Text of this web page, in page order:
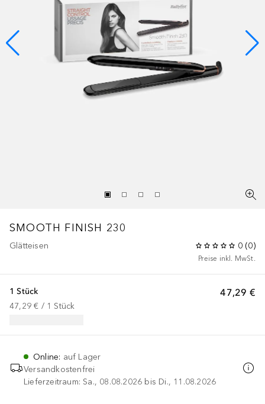
SMOOTH FINISH 230
Glätteisen 0 (0)
Preise inkl. MwSt.
47,29 €
1 Stück
47,29 € / 1 Stück
Online: auf Lager
Versandkostenfrei
Lieferzeitraum: Sa., 08.08.2026 bis Di., 11.08.2026